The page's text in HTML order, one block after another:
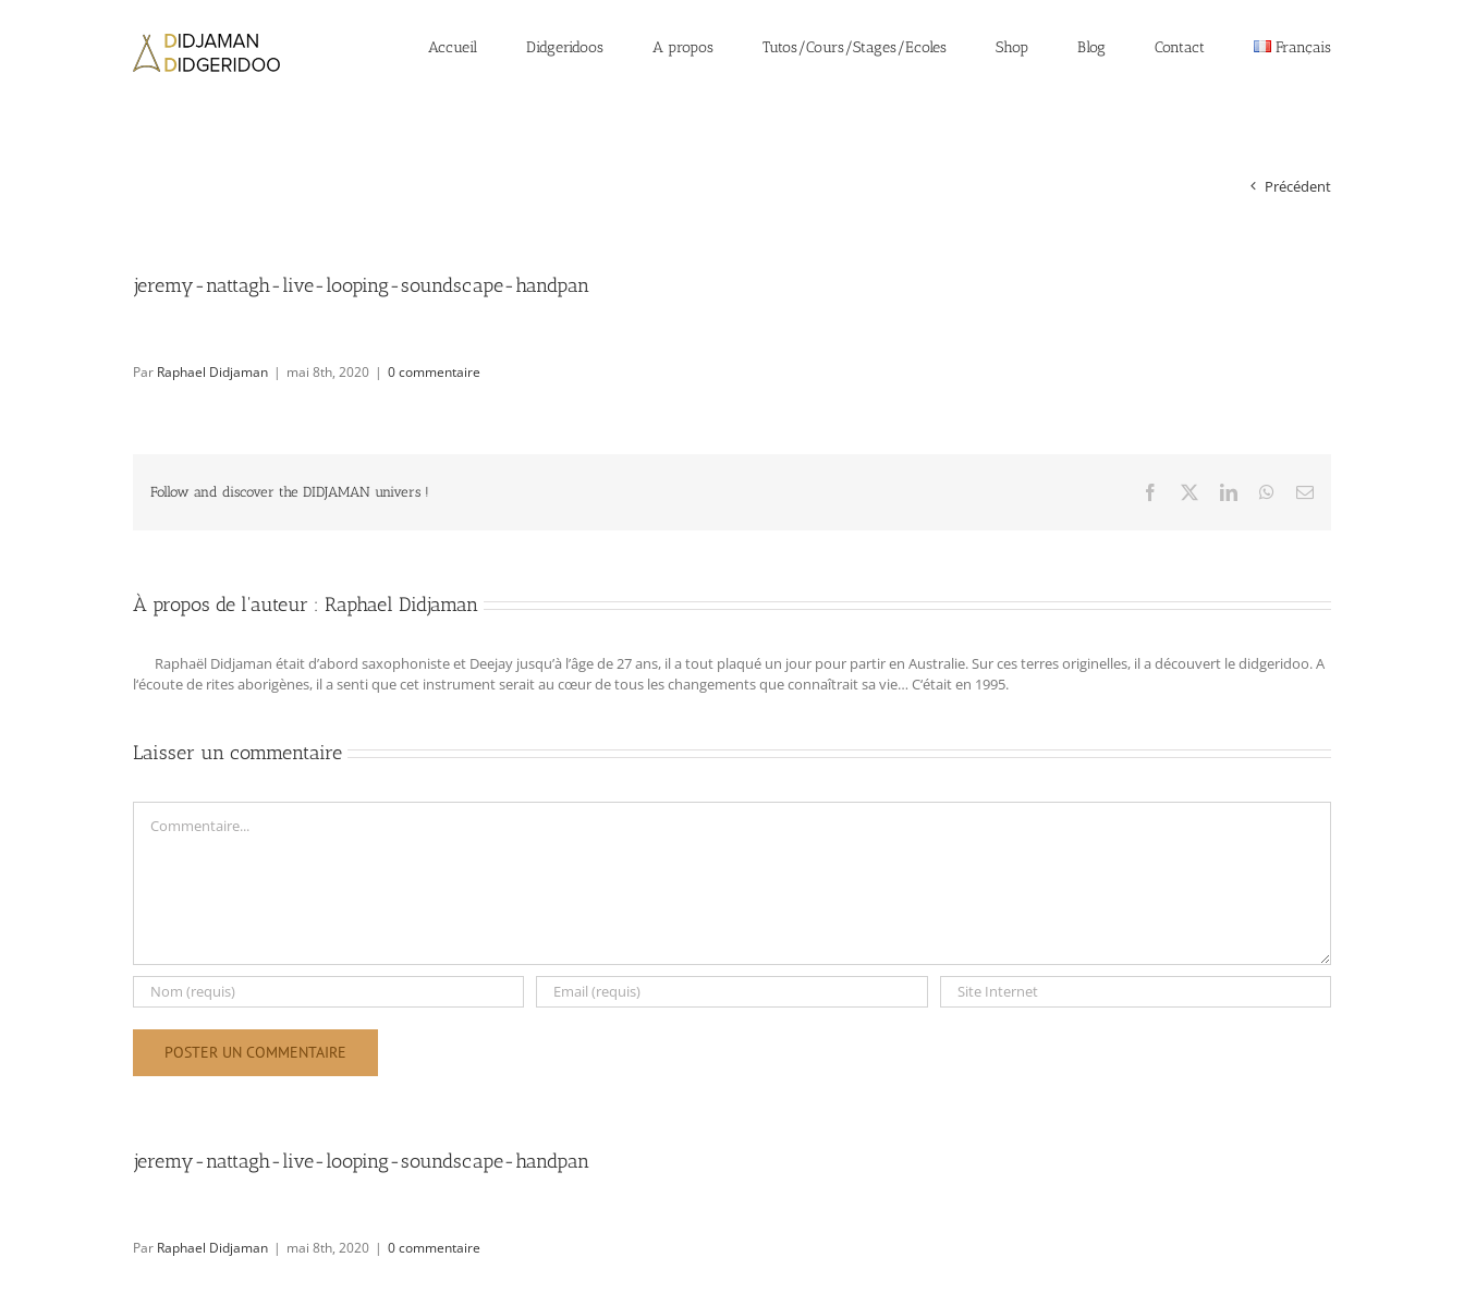
Accueil Didgeridoos A propos Tutos/Cours/Stages/Ecoles Shop Blog Contact Français
Précédent
jeremy-nattagh-live-looping-soundscape-handpan
Par Raphael Didjaman | mai 8th, 2020 | 0 commentaire
Follow and discover the DIDJAMAN univers ! Facebook LinkedInWhatsApp
Email
À propos de l'auteur : Raphael Didjaman
Raphaël Didjaman était d’abord saxophoniste et Deejay jusqu’à l’âge de 27 ans, il a tout plaqué un jour pour partir en Australie. Sur ces terres originelles, il a découvert le didgeridoo. A
l‘écoute de rites aborigènes, il a senti que cet instrument serait au cœur de tous les changements que connaîtrait sa vie… C‘était en 1995.
Laisser un commentaire
jeremy-nattagh-live-looping-soundscape-handpan
Par Raphael Didjaman | mai 8th, 2020 | 0 commentaire